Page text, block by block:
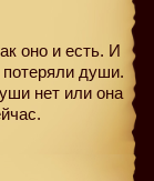
оно и есть. И
души.
нет или она